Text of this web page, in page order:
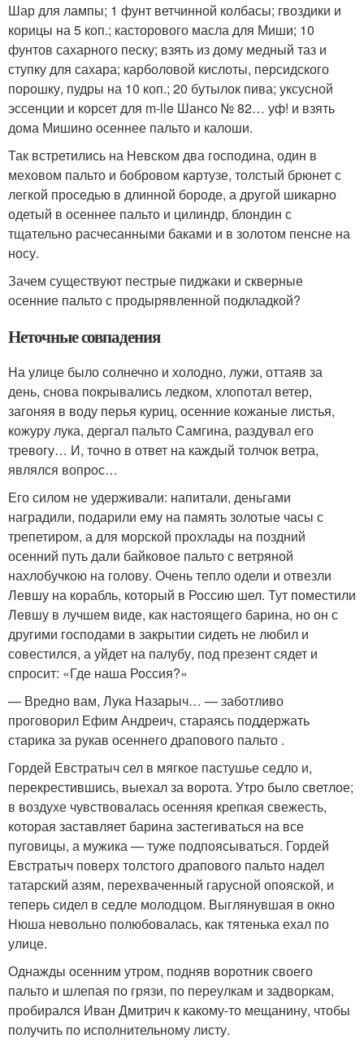
Шар для лампы; 1 фунт ветчинной колбасы; гвоздики и
корицы на 5 коп.; касторового масла для Миши; 10
фунтов сахарного песку; взять из дому медный таз и
ступку для сахара; карболовой кислоты, персидского
порошку, пудры на 10 коп.; 20 бутылок пива; уксусной
эссенции и корсет для m-lle Шансо № 82… уф! и взять
дома Мишино осеннее пальто и калоши.
Так встретились на Невском два господина, один в
меховом пальто и бобровом картузе, толстый брюнет с
легкой проседью в длинной бороде, а другой шикарно
одетый в осеннее пальто и цилиндр, блондин с
тщательно расчесанными баками и в золотом пенсне на
носу.
Зачем существуют пестрые пиджаки и скверные
осенние пальто с продырявленной подкладкой?
Неточные совпадения
На улице было солнечно и холодно, лужи, оттаяв за
день, снова покрывались ледком, хлопотал ветер,
загоняя в воду перья куриц, осенние кожаные листья,
кожуру лука, дергал пальто Самгина, раздувал его
тревогу… И, точно в ответ на каждый толчок ветра,
являлся вопрос…
Его силом не удерживали: напитали, деньгами
наградили, подарили ему на память золотые часы с
трепетиром, а для морской прохлады на поздний
осенний путь дали байковое пальто с ветряной
нахлобучкою на голову. Очень тепло одели и отвезли
Левшу на корабль, который в Россию шел. Тут поместили
Левшу в лучшем виде, как настоящего барина, но он с
другими господами в закрытии сидеть не любил и
совестился, а уйдет на палубу, под презент сядет и
спросит: «Где наша Россия?»
— Вредно вам, Лука Назарыч… — заботливо
проговорил Ефим Андреич, стараясь поддержать
старика за рукав осеннего драпового пальто .
Гордей Евстратыч сел в мягкое пастушье седло и,
перекрестившись, выехал за ворота. Утро было светлое;
в воздухе чувствовалась осенняя крепкая свежесть,
которая заставляет барина застегиваться на все
пуговицы, а мужика — туже подпоясываться. Гордей
Евстратыч поверх толстого драпового пальто надел
татарский азям, перехваченный гарусной опояской, и
теперь сидел в седле молодцом. Выглянувшая в окно
Нюша невольно полюбовалась, как тятенька ехал по
улице.
Однажды осенним утром, подняв воротник своего
пальто и шлепая по грязи, по переулкам и задворкам,
пробирался Иван Дмитрич к какому-то мещанину, чтобы
получить по исполнительному листу.